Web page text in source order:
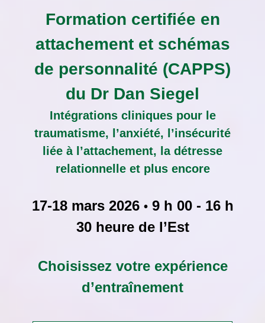
Formation certifiée en
attachement et schémas
de personnalité (CAPPS)
du Dr Dan Siegel
Intégrations cliniques pour le
traumatisme, l’anxiété, l’insécurité
liée à l’attachement, la détresse
relationnelle et plus encore
17-18 mars 2026 •9 h 00 - 16 h
30 heure de l’Est
Choisissez votre expérience
d’entraînement